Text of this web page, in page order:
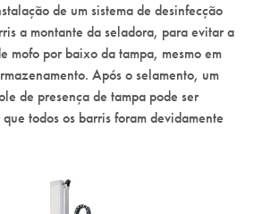
de um sistema de desinfecção
a montante da seladora, para evitar a
mofo por baixo da tampa, mesmo em
Após o selamento, um
de presença de tampa pode ser
todos os barris foram devidamente